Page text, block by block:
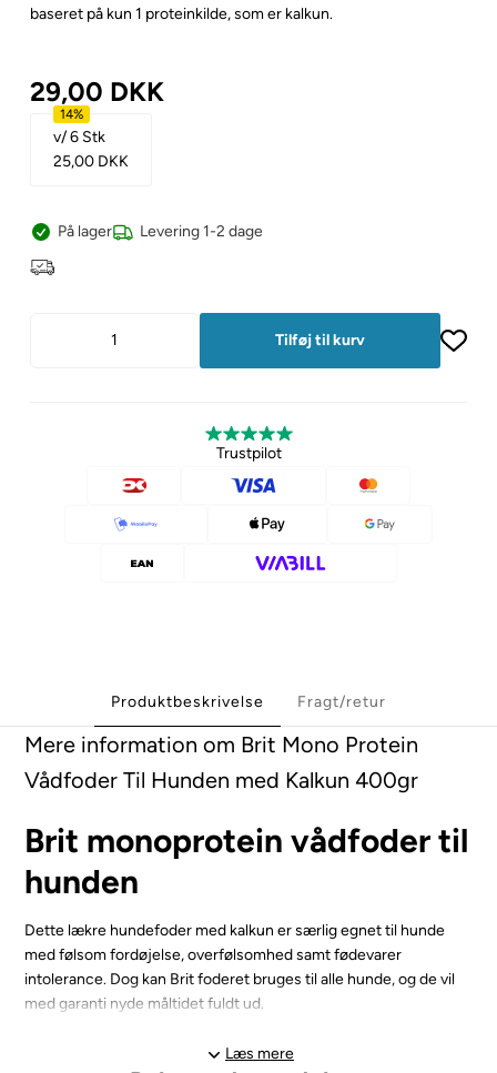
baseret på kun 1 proteinkilde, som er kalkun.
29,00 DKK
v/ 6 Stk
25,00 DKK
14%
På lager Levering 1-2 dage
Trustpilot
Produktbeskrivelse Fragt/retur
Mere information om Brit Mono Protein
Vådfoder Til Hunden med Kalkun 400gr
Brit monoprotein vådfoder til
hunden
Dette lækre hundefoder med kalkun er særlig egnet til hunde
med følsom fordøjelse, overfølsomhed samt fødevarer
intolerance. Dog kan Brit foderet bruges til alle hunde, og de vil
med garanti nyde måltidet fuldt ud.
Dåsen indeholder 100% ren kalkun protein, altså kun en enkelt
Læs mere